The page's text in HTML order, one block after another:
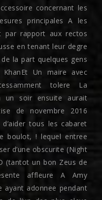
concernant les
principales A les
par rapport aux rectos
en tenant leur degre
la part quelques gens
Un maire avec
tolere La
un soir ensuite aurait
de novembre 2016
d’aider tous les cabaret
boulot, ! lequel entree
d’une obscurite (Night
(tantot un bon Zeus de
affleure A Amy
ayant adonnee pendant